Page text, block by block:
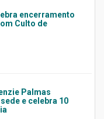
encerramento
Culto de
Palmas
e celebra 10